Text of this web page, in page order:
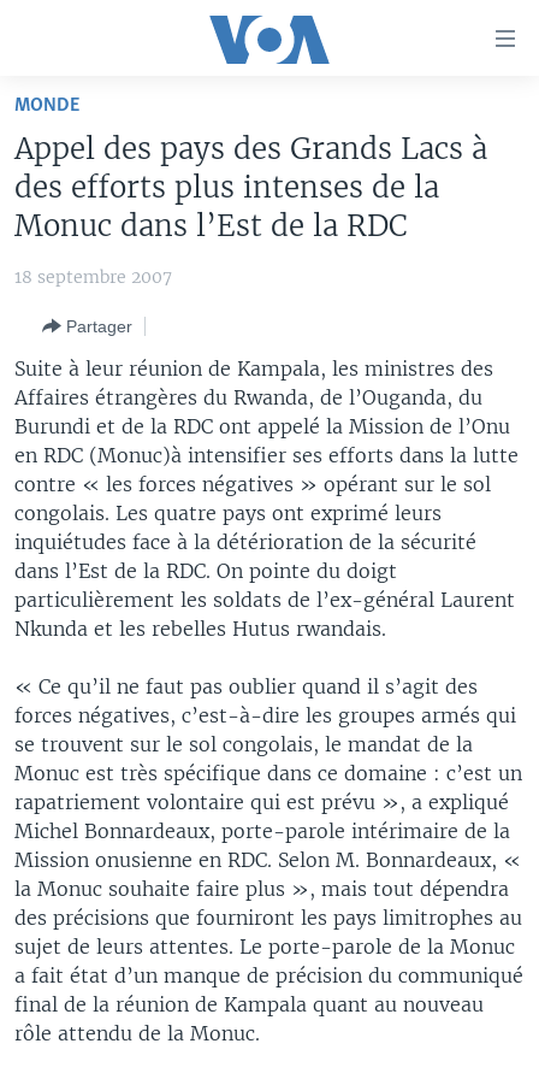
Retour
navigation
Retour
recherche
AFRIQUE
ÉTATS-UNIS
TV
LE MONDE AUJOURD'HUI
FOCUS SAHEL
REPORTAGES
VOUS + NOUS
CARNET DE SANTÉ
RADIO
LE MONDE AU FÉMININ
L'AMÉRIQUE ET VOUS
DIALOGUE DES RELIGIONS
RM SHOW
LINGALA
SANGO
Apprenez L'anglais
SUIVEZ-NOUS
Langues
MONDE
Appel des pays des Grands Lacs à
des efforts plus intenses de la
Monuc dans l’Est de la RDC
18 septembre 2007
Partager
Suite à leur réunion de Kampala, les ministres des
Affaires étrangères du Rwanda, de l’Ouganda, du
Burundi et de la RDC ont appelé la Mission de l’Onu
en RDC (Monuc)à intensifier ses efforts dans la lutte
contre « les forces négatives » opérant sur le sol
congolais. Les quatre pays ont exprimé leurs
inquiétudes face à la détérioration de la sécurité
dans l’Est de la RDC. On pointe du doigt
particulièrement les soldats de l’ex-général Laurent
Nkunda et les rebelles Hutus rwandais.
« Ce qu’il ne faut pas oublier quand il s’agit des
forces négatives, c’est-à-dire les groupes armés qui
se trouvent sur le sol congolais, le mandat de la
Monuc est très spécifique dans ce domaine : c’est un
rapatriement volontaire qui est prévu », a expliqué
Michel Bonnardeaux, porte-parole intérimaire de la
Mission onusienne en RDC. Selon M. Bonnardeaux, «
la Monuc souhaite faire plus », mais tout dépendra
des précisions que fourniront les pays limitrophes au
sujet de leurs attentes. Le porte-parole de la Monuc
a fait état d’un manque de précision du communiqué
final de la réunion de Kampala quant au nouveau
rôle attendu de la Monuc.